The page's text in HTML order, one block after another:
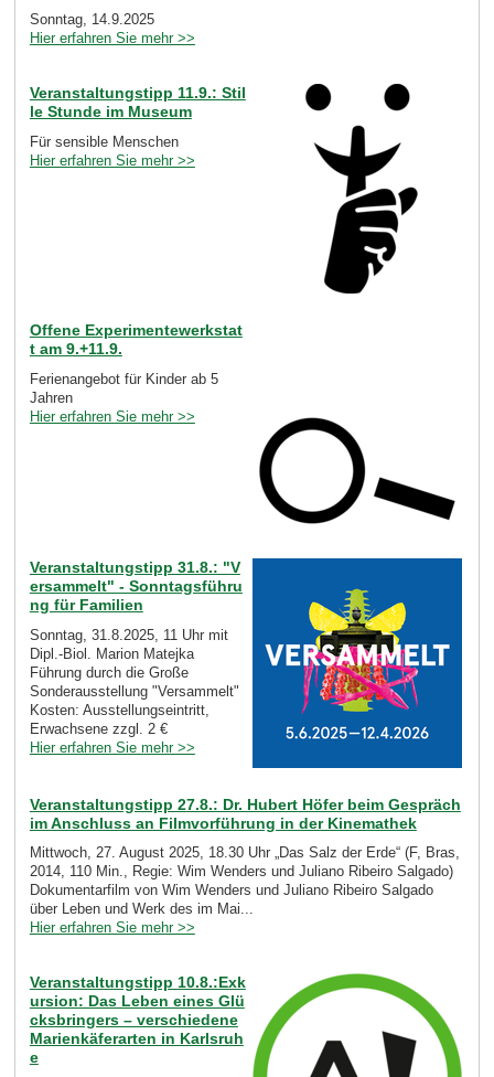
Sonntag, 14.9.2025
Hier erfahren Sie mehr >>
Veranstaltungstipp 11.9.: Stil
le Stunde im Museum
Für sensible Menschen
Hier erfahren Sie mehr >>
Offene Experimentewerkstat
t am 9.+11.9.
Ferienangebot für Kinder ab 5
Jahren
Hier erfahren Sie mehr >>
Veranstaltungstipp 31.8.: "V
ersammelt" - Sonntagsführu
ng für Familien
Sonntag, 31.8.2025, 11 Uhr mit
Dipl.-Biol. Marion Matejka
Führung durch die Große
Sonderausstellung "Versammelt"
Kosten: Ausstellungseintritt,
Erwachsene zzgl. 2 €
Hier erfahren Sie mehr >>
Veranstaltungstipp 27.8.: Dr. Hubert Höfer beim Gespräch
im Anschluss an Filmvorführung in der Kinemathek
Mittwoch, 27. August 2025, 18.30 Uhr „Das Salz der Erde“ (F, Bras,
2014, 110 Min., Regie: Wim Wenders und Juliano Ribeiro Salgado)
Dokumentarfilm von Wim Wenders und Juliano Ribeiro Salgado
über Leben und Werk des im Mai...
Hier erfahren Sie mehr >>
Veranstaltungstipp 10.8.:Exk
ursion: Das Leben eines Glü
cksbringers – verschiedene
Marienkäferarten in Karlsruh
e